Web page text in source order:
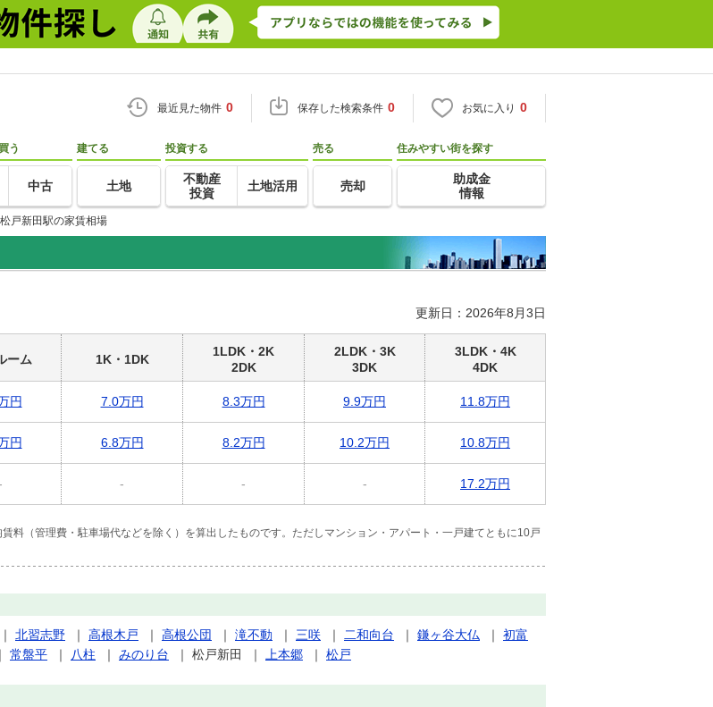
最近見た物件 0 保存した検索条件 0 お気に入り 0
う
中古
建てる
土地
投資する
不動産
投資
土地活用
売る
売却
住みやすい街を探す
助成金
情報
松戸新田駅の家賃相場
更新日：2026年8月3日
ーム 1K・1DK
1LDK・2K
2DK
2LDK・3K
3DK
3LDK・4K
4DK
円 7.0万円 8.3万円 9.9万円 11.8万円
円 6.8万円 8.2万円 10.2万円 10.8万円
- - - 17.2万円
料（管理費・駐車場代などを除く）を算出したものです。ただしマンション・アパート・一戸建てともに10戸
｜ 北習志野 ｜ 高根木戸 ｜ 高根公団 ｜ 滝不動 ｜ 三咲 ｜ 二和向台 ｜ 鎌ヶ谷大仏 ｜ 初富
常盤平 ｜ 八柱 ｜ みのり台 ｜ 松戸新田 ｜ 上本郷 ｜ 松戸